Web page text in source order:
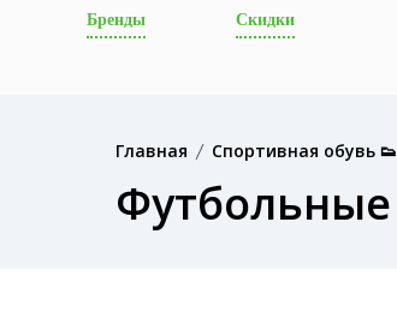
Бренды Скидки
Главная Спортивная обувь 👟
Футбольные